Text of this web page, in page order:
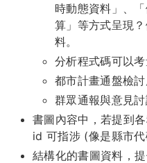
時動態資料」、
算」等方式呈現
料。
分析程式碼可以
都市計畫通盤檢
群眾通報與意見
書圖內容中，若提到
id 可指涉 (像是縣市
結構化的書圖資料，